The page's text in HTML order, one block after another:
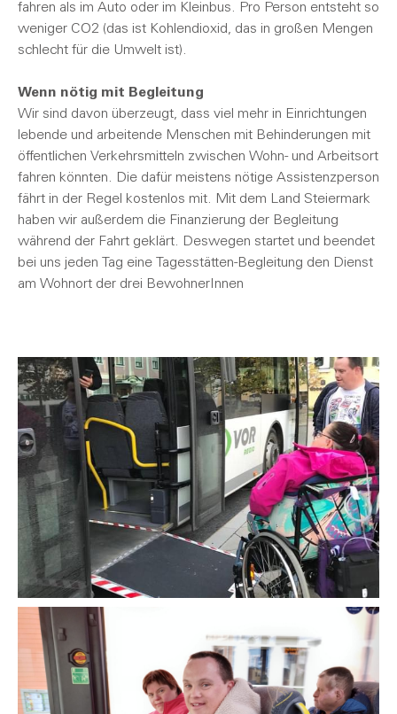
fahren als im Auto oder im Kleinbus. Pro Person entsteht so
weniger CO2 (das ist Kohlendioxid, das in großen Mengen
schlecht für die Umwelt ist).
Wenn nötig mit Begleitung
Wir sind davon überzeugt, dass viel mehr in Einrichtungen
lebende und arbeitende Menschen mit Behinderungen mit
öffentlichen Verkehrsmitteln zwischen Wohn- und Arbeitsort
fahren könnten. Die dafür meistens nötige Assistenzperson
fährt in der Regel kostenlos mit. Mit dem Land Steiermark
haben wir außerdem die Finanzierung der Begleitung
während der Fahrt geklärt. Deswegen startet und beendet
bei uns jeden Tag eine Tagesstätten-Begleitung den Dienst
am Wohnort der drei BewohnerInnen